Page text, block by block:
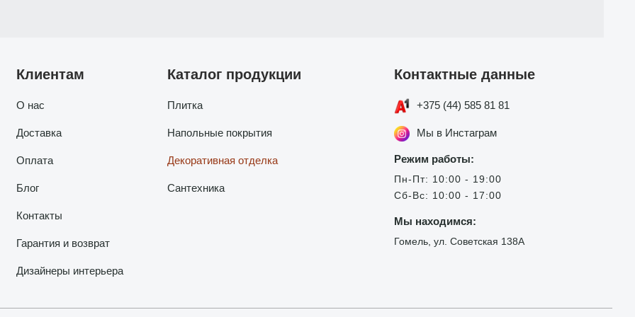
Клиентам
О нас
Доставка
Оплата
Блог
Контакты
Гарантия и возврат
Дизайнеры интерьера
Каталог продукции
Плитка
Напольные покрытия
Декоративная отделка
Сантехника
Контактные данные
+375 (44) 585 81 81
Мы в Инстаграм
Режим работы:
Пн-Пт: 10:00 - 19:00
Сб-Вс: 10:00 - 17:00
Мы находимся:
Гомель, ул. Советская 138А